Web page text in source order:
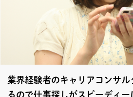
業界経験者のキャリアコンサ
るので仕事探しがスピーディー